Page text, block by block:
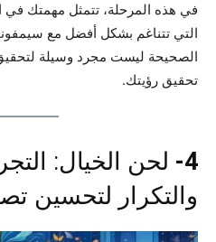
في هذه المرحلة، تتمثل مهمتك في ان
التي تتناغم بشكل أفضل مع
الصحيحة ليست مجرد وسيلة
تحقيق رؤيتك.
4-
لحن الخيال:
والتكرار لتحسين